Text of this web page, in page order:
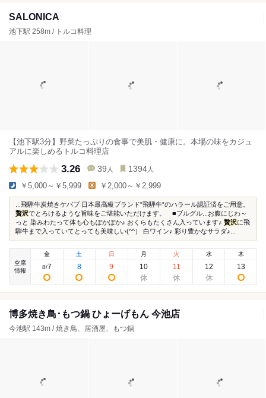
SALONICA
池下駅 258m / トルコ料理
【池下駅3分】野菜たっぷりの食事で美肌・健康に。本場の味をカジュ
アルに楽しめるトルコ料理店
3.26 39 人 1394 人
￥5,000～￥5,999 ￥2,000～￥2,999
...飛騨牛炭焼きケバブ 日本最高級ブランド”飛騨牛”のハラール認証済をご用意。
贅沢でとろけるような旨味をご堪能いただけます。 ■ブルグル...お腹にじわ～
っと 染みわたって体も心もぽかぽか♪ おくらもたくさん入っています♪ 贅沢に飛
騨牛まで入っていてとっても美味しい(^^） 白ワイン♪ 彩り豊かなサラダ♪...
空席
情報
金
8/7
土
8
日
9
月
10
火
11
水
12
木
13
博多焼き鳥･もつ鍋 ひょーげもん 今池店
今池駅 143m / 焼き鳥、居酒屋、もつ鍋